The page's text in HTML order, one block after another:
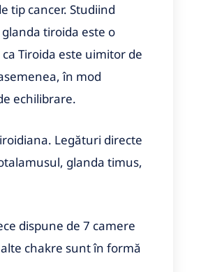
tip cancer. Studiind
tiroida este o
Tiroida este uimitor de
în mod
echilibrare.
Legături directe
glanda timus,
dispune de 7 camere
chakre sunt în formă